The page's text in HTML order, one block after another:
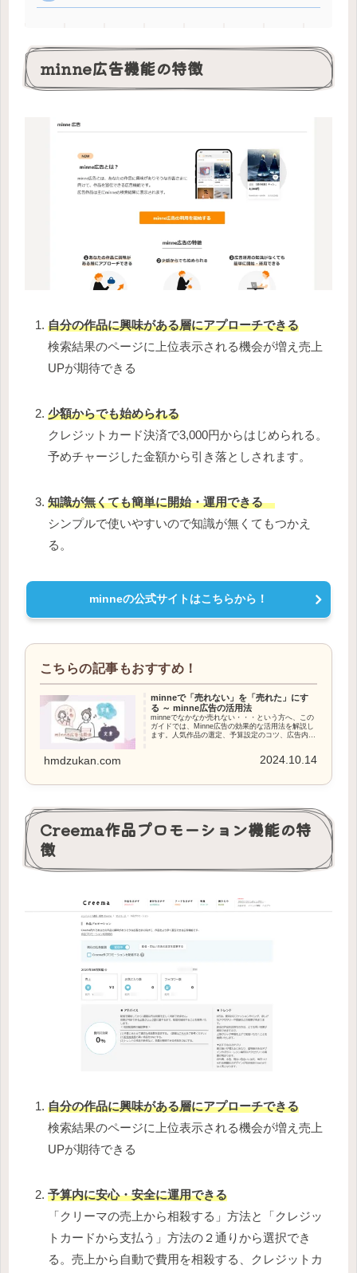
minne広告機能の特徴
自分の作品に興味がある層にアプローチできる
検索結果のページに上位表示される機会が増え売上
UPが期待できる
少額からでも始められる
クレジットカード決済で3,000円からはじめられる。
予めチャージした金額から引き落としされます。
知識が無くても簡単に開始・運用できる
シンプルで使いやすいので知識が無くてもつかえ
る。
minneの公式サイトはこちらから！
minneで「売れない」を「売れた」にす
る ～ minne広告の活用法
minneでなかなか売れない・・・という方へ、この
ガイドでは、Minne広告の効果的な活用法を解説し
ます。人気作品の選定、予算設定のコツ、広告内容
hmdzukan.com 2024.10.14
Creema作品プロモーション機能の特
徴
自分の作品に興味がある層にアプローチできる
検索結果のページに上位表示される機会が増え売上
UPが期待できる
予算内に安心・安全に運用できる
「クリーマの売上から相殺する」方法と「クレジッ
トカードから支払う」方法の２通りから選択でき
る。売上から自動で費用を相殺する、クレジットカ